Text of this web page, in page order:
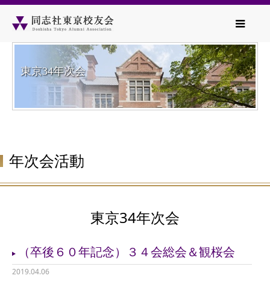
東京34年次会
年次会活動
東京34年次会
（卒後６０年記念）３４会総会＆観桜会
2019.04.06